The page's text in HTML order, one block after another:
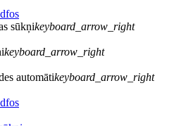
sūkņikeyboard_arrow_right
keyboard_arrow_right
automātikeyboard_arrow_right